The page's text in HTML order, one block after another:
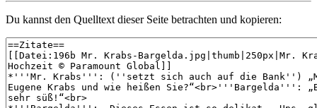
Du kannst den Quelltext dieser Seite betrachten und kopieren: